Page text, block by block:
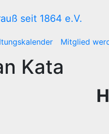
Mitglied
Kata